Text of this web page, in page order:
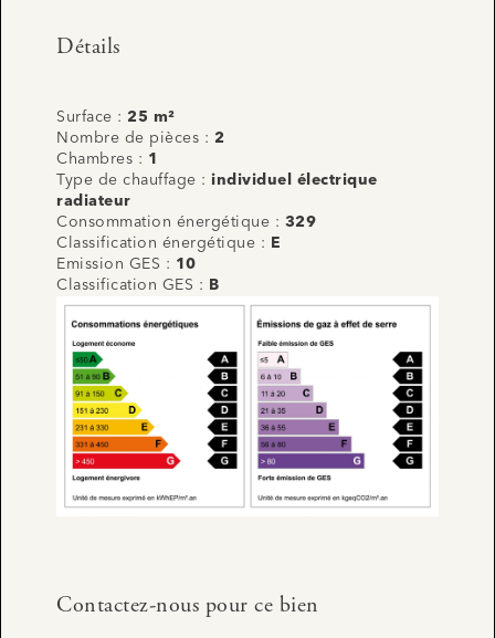
Détails
Surface : 25 m²
Nombre de pièces : 2
Chambres : 1
Type de chauffage : individuel électrique
radiateur
Consommation énergétique : 329
Classification énergétique :
E
Emission GES : 10
Classification GES :
B
Contactez-nous pour ce bien